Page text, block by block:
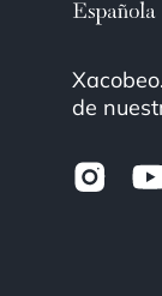
de